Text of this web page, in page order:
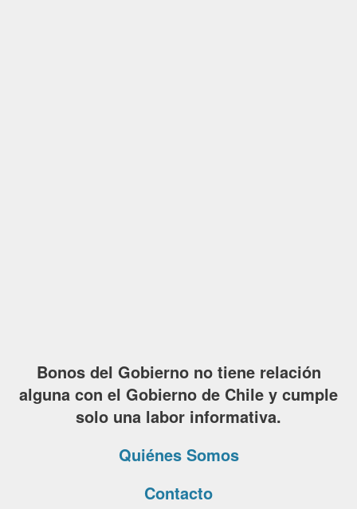
Bonos del Gobierno no tiene relación
alguna con el Gobierno de Chile y cumple
solo una labor informativa.
Quiénes Somos
Contacto